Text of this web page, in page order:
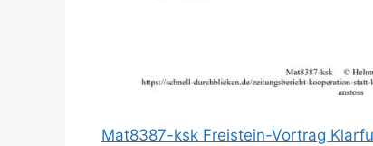
Mat8387-ksk Freistein-Vortrag